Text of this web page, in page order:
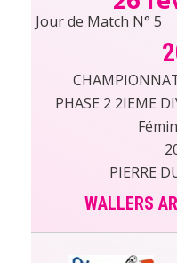
Jour de Match N° 5
PHASE 2 2IEME
PIERRE
WALLERS